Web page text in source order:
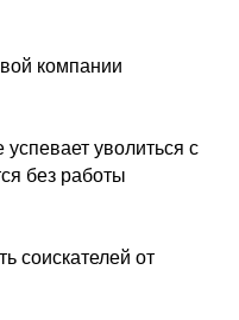
компании
уволиться с
без работы
соискателей от